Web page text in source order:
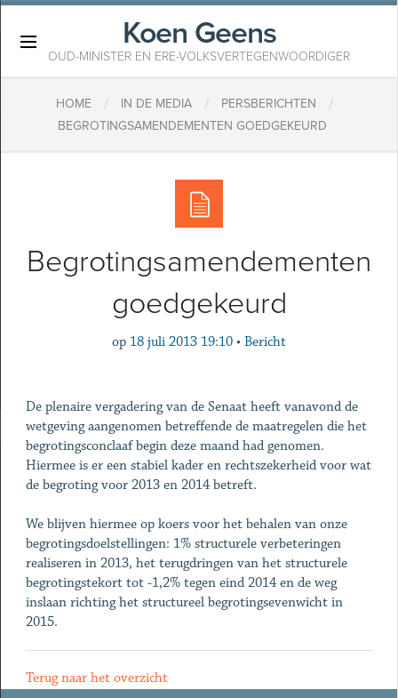
Koen Geens
OUD-MINISTER EN ERE-VOLKSVERTEGENWOORDIGER
HOME / IN DE MEDIA / PERSBERICHTEN /
BEGROTINGSAMENDEMENTEN GOEDGEKEURD
Begrotingsamendementen
goedgekeurd
op 18 juli 2013 19:10 • Bericht
De plenaire vergadering van de Senaat heeft vanavond de
wetgeving aangenomen betreffende de maatregelen die het
begrotingsconclaaf begin deze maand had genomen.
Hiermee is er een stabiel kader en rechtszekerheid voor wat
de begroting voor 2013 en 2014 betreft.
We blijven hiermee op koers voor het behalen van onze
begrotingsdoelstellingen: 1% structurele verbeteringen
realiseren in 2013, het terugdringen van het structurele
begrotingstekort tot -1,2% tegen eind 2014 en de weg
inslaan richting het structureel begrotingsevenwicht in
2015.
Terug naar het overzicht